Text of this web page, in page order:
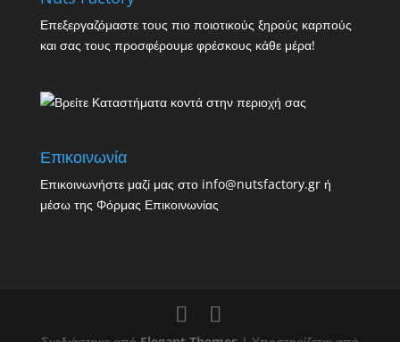
Επεξεργαζόμαστε τους πιο ποιοτικούς ξηρούς καρπούς
και σας τους προσφέρουμε φρέσκους κάθε μέρα!
Επικοινωνία
Επικοινωνήστε μαζί μας στο info@nutsfactory.gr ή
μέσω της Φόρμας Επικοινωνίας